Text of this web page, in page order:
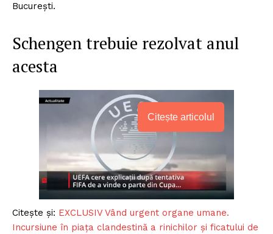
București.
Schengen trebuie rezolvat anul
acesta
Citește articolul
Citește și: EXCLUSIV Vând urgent organe umane.
Incursiune în piața clandestină a rinichilor și ficatului de